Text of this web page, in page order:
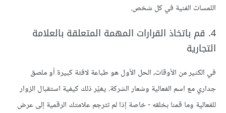
اللمسات الفنية في كل شخص.
4. قم باتخاذ القرارات المهمة المتعلقة بالعلامة
التجارية
في الكثير من الأوقات، الحل الأول هو طباعة لافتة كبيرة أو ملصق
جداري مع اسم الفعالية وشعار الشركة. يغيِّر ذلك كيفية استقبال الزوار
للفعالية وما قمنا بخلقه - خاصة إذا لم تترجم علامتك الرقمية إلى عرض